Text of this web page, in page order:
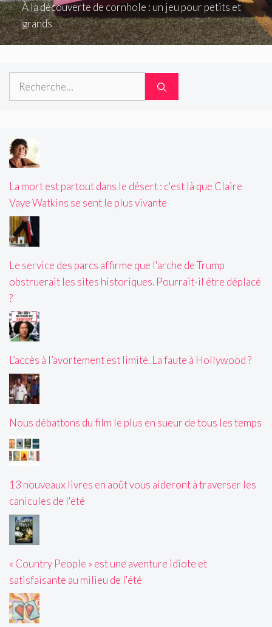
À la découverte de cornhole : un jeu pour petits et
grands
Rechercher :
La mort est partout dans le désert : c'est là que Claire
Vaye Watkins se sent le plus vivante
Le service des parcs affirme que l'arche de Trump
obstruerait les sites historiques. Pourrait-il être déplacé
?
L’accès à l’avortement est limité. La faute à Hollywood ?
Nous débattons du film le plus en sueur de tous les temps
13 nouveaux livres en août vous aideront à traverser les
canicules de l'été
« Country People » est une aventure idiote et
satisfaisante au milieu de l'été